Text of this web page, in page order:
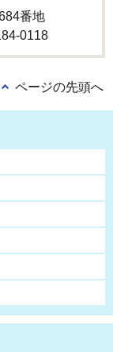
番地
0118
ページの先頭へ